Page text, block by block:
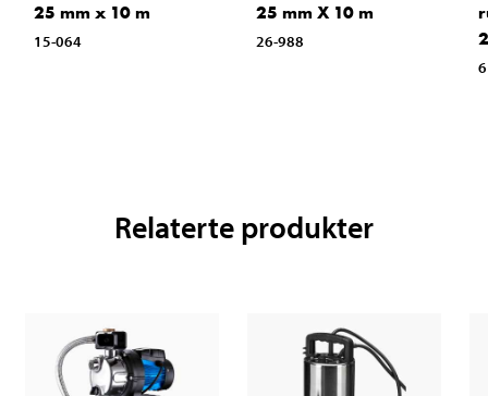
25 mm x 10 m
15-064
25 mm X 10 m
26-988
Relaterte produkter